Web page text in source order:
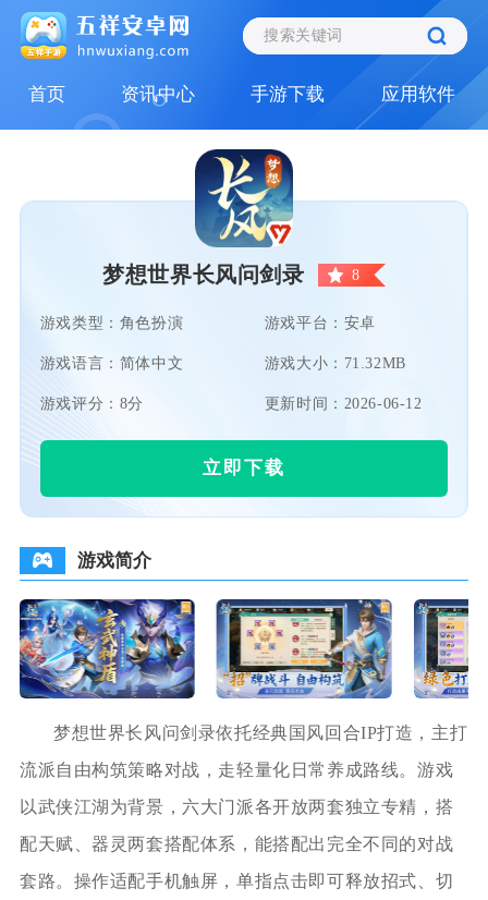
首页 资讯中心 手游下载 应用软件
梦想世界长风问剑录 8
游戏类型：角色扮演 游戏平台：安卓
游戏语言：简体中文 游戏大小：71.32MB
游戏评分：8分 更新时间：2026-06-12
立即下载
游戏简介
梦想世界长风问剑录依托经典国风回合IP打造，主打
流派自由构筑策略对战，走轻量化日常养成路线。游戏
以武侠江湖为背景，六大门派各开放两套独立专精，搭
配天赋、器灵两套搭配体系，能搭配出完全不同的对战
套路。操作适配手机触屏，单指点击即可释放招式、切